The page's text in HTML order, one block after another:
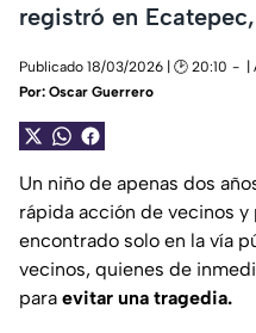
registró en
Publicado 18/03/2026 | 🕑 20:10
Por: Oscar Guerrero
Un niño de apenas dos
rápida acción de vecinos
encontrado solo en la vía
vecinos, quienes de
para evitar una tragedia.